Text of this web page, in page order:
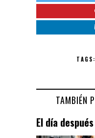
TAGS:
TAMBIÉN
El día